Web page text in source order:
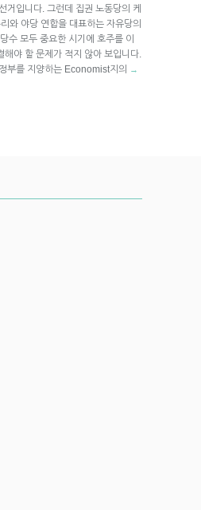
거입니다. 그런데 집권 노동당의 케
와 야당 연합을 대표하는 자유당의
수 모두 중요한 시기에 호주를 이
야 할 문제가 적지 않아 보입니다.
부를 지양하는 Economist지의
→